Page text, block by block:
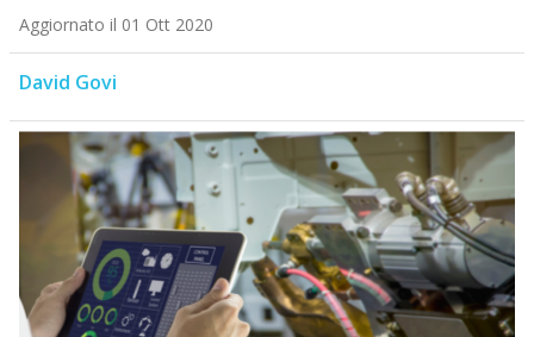
Aggiornato il 01 Ott 2020
David Govi